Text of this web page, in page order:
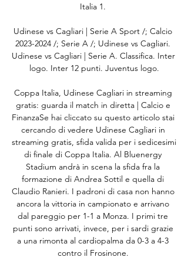
Italia 1.
Udinese vs Cagliari | Serie A Sport /; Calcio
2023-2024 /; Serie A /; Udinese vs Cagliari.
Udinese vs Cagliari | Serie A. Classifica. Inter
logo. Inter 12 punti. Juventus logo.
Coppa Italia, Udinese Cagliari in streaming
gratis: guarda il match in diretta | Calcio e
FinanzaSe hai cliccato su questo articolo stai
cercando di vedere Udinese Cagliari in
streaming gratis, sfida valida per i sedicesimi
di finale di Coppa Italia. Al Bluenergy
Stadium andrà in scena la sfida fra la
formazione di Andrea Sottil e quella di
Claudio Ranieri. I padroni di casa non hanno
ancora la vittoria in campionato e arrivano
dal pareggio per 1-1 a Monza. I primi tre
punti sono arrivati, invece, per i sardi grazie
a una rimonta al cardiopalma da 0-3 a 4-3
contro il Frosinone.